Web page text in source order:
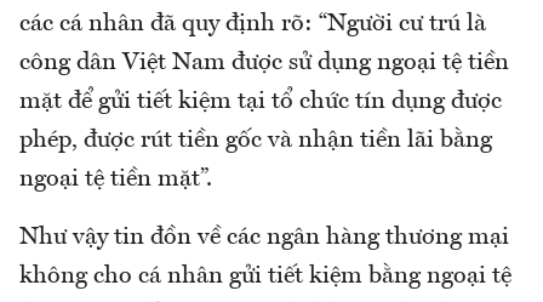
các cá nhân đã quy định rõ: “Người cư trú là
công dân Việt Nam được sử dụng ngoại tệ tiền
mặt để gửi tiết kiệm tại tổ chức tín dụng được
phép, được rút tiền gốc và nhận tiền lãi bằng
ngoại tệ tiền mặt”.
Như vậy tin đồn về các ngân hàng thương mại
không cho cá nhân gửi tiết kiệm bằng ngoại tệ